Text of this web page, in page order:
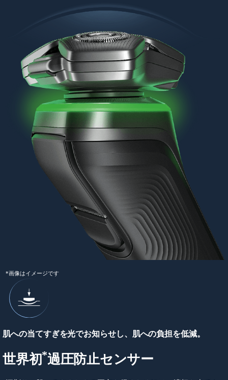
*画像はイメージです
肌への当てすぎを光でお知らせし、肌への負担を低減。
世界初*過圧防止センサー